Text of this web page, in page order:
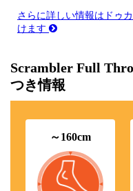
さらに詳しい情報はドゥ
けます
Scrambler Full
つき情報
～160cm